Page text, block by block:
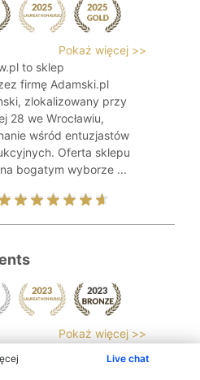
Live chat
Pokaż więcej >>
to sklep
firmę Adamski.pl
zlokalizowany przy
28 we Wrocławiu,
wśród entuzjastów
Oferta sklepu
bogatym wyborze ...
Pokaż więcej >>